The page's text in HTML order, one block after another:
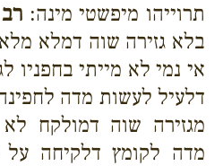
תרוייהו מיפשטי מינה:
בלא גזירה שוה דמלא
אי נמי לא מייתי בחפניו
דלעיל לעשות מדה
מגזירה שוה דמולקח
מדה לקומץ דלקיחה